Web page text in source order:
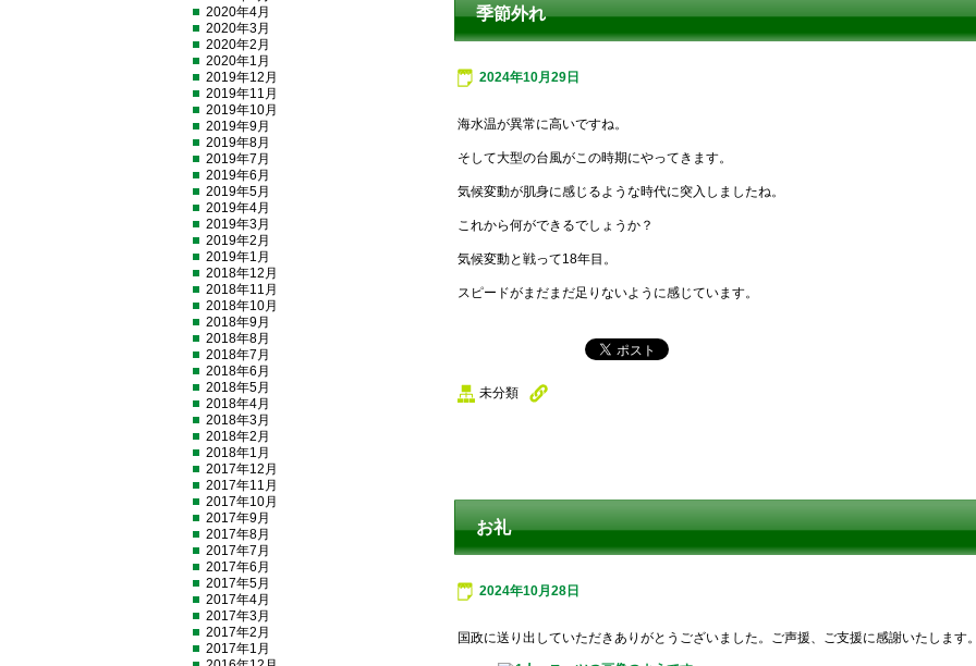
季節外れ
2024年10月29日
海水温が異常に高いですね。
そして大型の台風がこの時期にやってきます。
気候変動が肌身に感じるような時代に突入しましたね。
これから何ができるでしょうか？
気候変動と戦って18年目。
スピードがまだまだ足りないように感じています。
未分類
お礼
2024年10月28日
国政に送り出していただきありがとうございました。ご声援、ご支援に感謝いたします
2020年4月
2020年3月
2020年2月
2020年1月
2019年12月
2019年11月
2019年10月
2019年9月
2019年8月
2019年7月
2019年6月
2019年5月
2019年4月
2019年3月
2019年2月
2019年1月
2018年12月
2018年11月
2018年10月
2018年9月
2018年8月
2018年7月
2018年6月
2018年5月
2018年4月
2018年3月
2018年2月
2018年1月
2017年12月
2017年11月
2017年10月
2017年9月
2017年8月
2017年7月
2017年6月
2017年5月
2017年4月
2017年3月
2017年2月
2017年1月